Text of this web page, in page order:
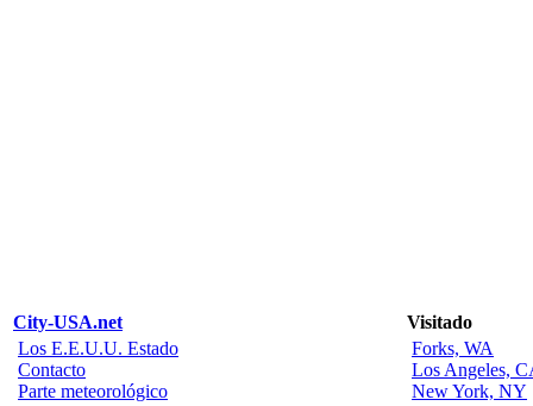
City-USA.net
Visitado
Los E.E.U.U. Estado
Contacto
Parte meteorológico
Forks, WA
Los Angeles,
New York, NY